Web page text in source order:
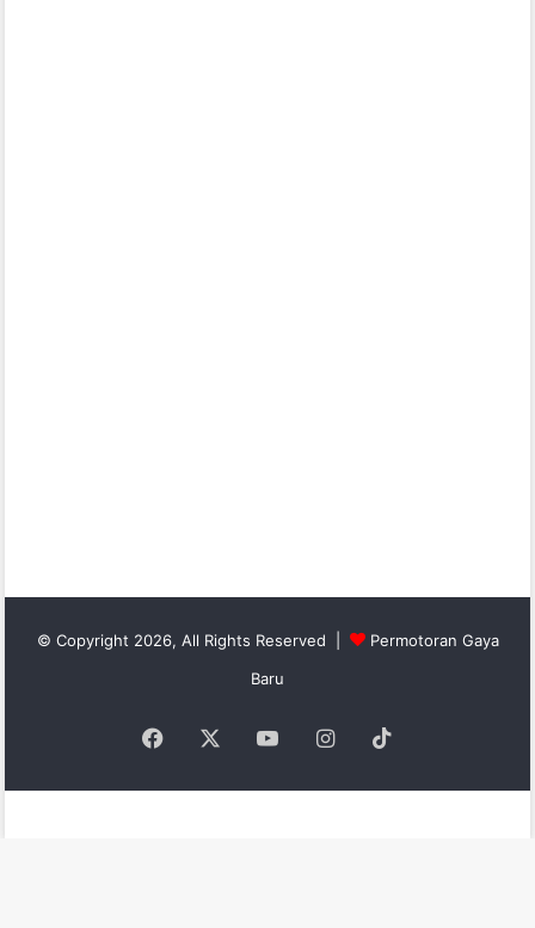
© Copyright 2026, All Rights Reserved |
Permotoran Gaya
Baru
Facebook YouTubeInstagram